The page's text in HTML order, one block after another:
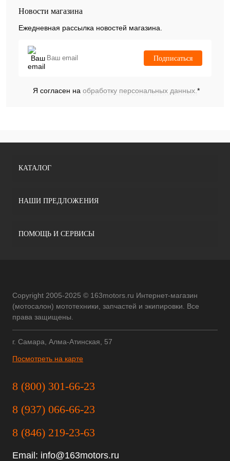
Новости магазина
Ежедневная рассылка новостей магазина.
Подписаться
Я согласен на обработку персональных данных.*
КАТАЛОГ
НАШИ ПРЕДЛОЖЕНИЯ
ПОМОЩЬ И СЕРВИСЫ
Copyright 2005-2025 © 163motors.ru Интернет-магазин
(мотосалон) мототехники, запчастей и экипировки. Все
права защищены.
г. Самара, Алма-Атинская, 57
Посмотреть на карте
8 (800) 301-66-23
8 (937) 066-66-23
8 (846) 219-23-63
Email: info@163motors.ru